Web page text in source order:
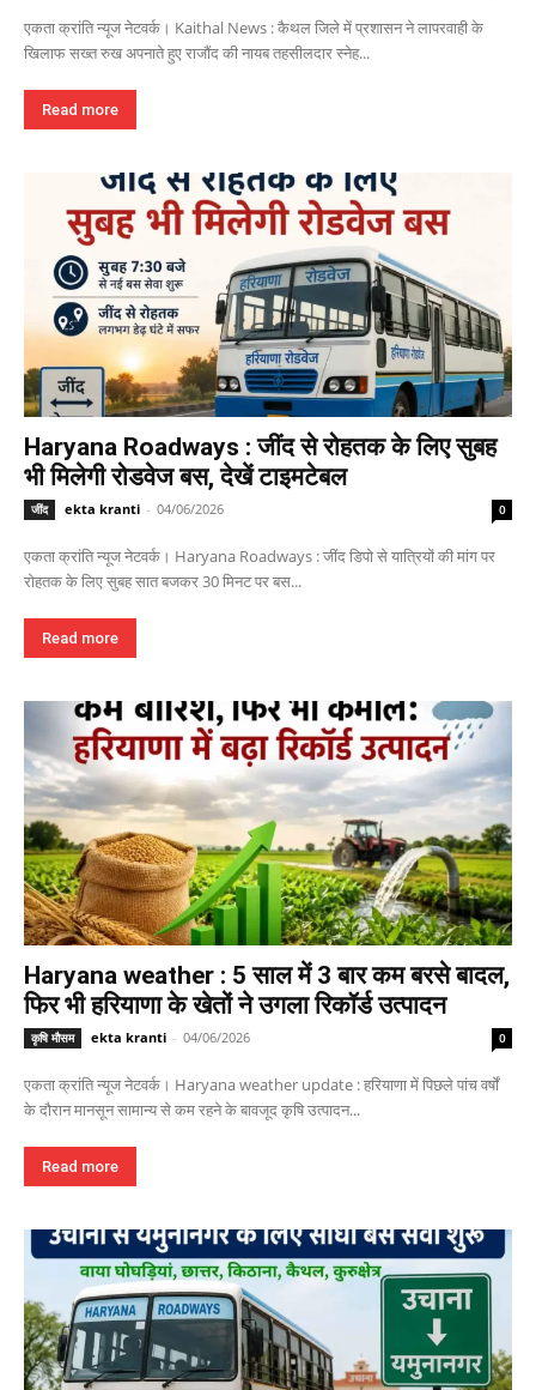
एकता क्रांति न्यूज नेटवर्क। Kaithal News : कैथल जिले में प्रशासन ने लापरवाही के
खिलाफ सख्त रुख अपनाते हुए राजौंद की नायब तहसीलदार स्नेह...
Read more
Haryana Roadways : जींद से रोहतक के लिए सुबह
भी मिलेगी रोडवेज बस, देखें टाइमटेबल
जींद ekta kranti - 04/06/2026 0
एकता क्रांति न्यूज नेटवर्क। Haryana Roadways : जींद डिपो से यात्रियों की मांग पर
रोहतक के लिए सुबह सात बजकर 30 मिनट पर बस...
Read more
Haryana weather : 5 साल में 3 बार कम बरसे बादल,
फिर भी हरियाणा के खेतों ने उगला रिकॉर्ड उत्पादन
कृषि मौसम ekta kranti - 04/06/2026 0
एकता क्रांति न्यूज नेटवर्क। Haryana weather update : हरियाणा में पिछले पांच वर्षों
के दौरान मानसून सामान्य से कम रहने के बावजूद कृषि उत्पादन...
Read more